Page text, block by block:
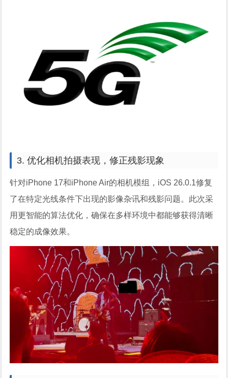
3. 优化相机拍摄表现，修正残影现象
针对iPhone 17和iPhone Air的相机模组，iOS 26.0.1修复
了在特定光线条件下出现的影像杂讯和残影问题。此次采
用更智能的算法优化，确保在多样环境中都能够获得清晰
稳定的成像效果。